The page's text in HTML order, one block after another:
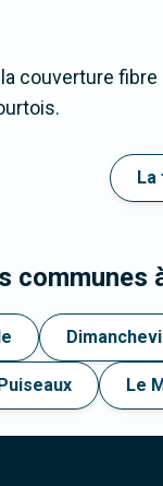
couverture
Puiseaux Le